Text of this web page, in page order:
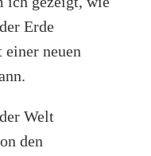
Erde
neuen
Welt
den